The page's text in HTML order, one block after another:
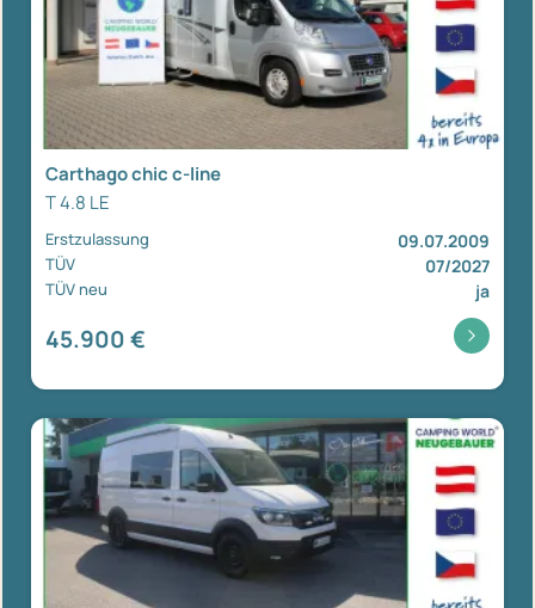
Carthago chic c-line
T 4.8 LE
Erstzulassung 09.07.2009
TÜV 07/2027
TÜV neu ja
45.900 €